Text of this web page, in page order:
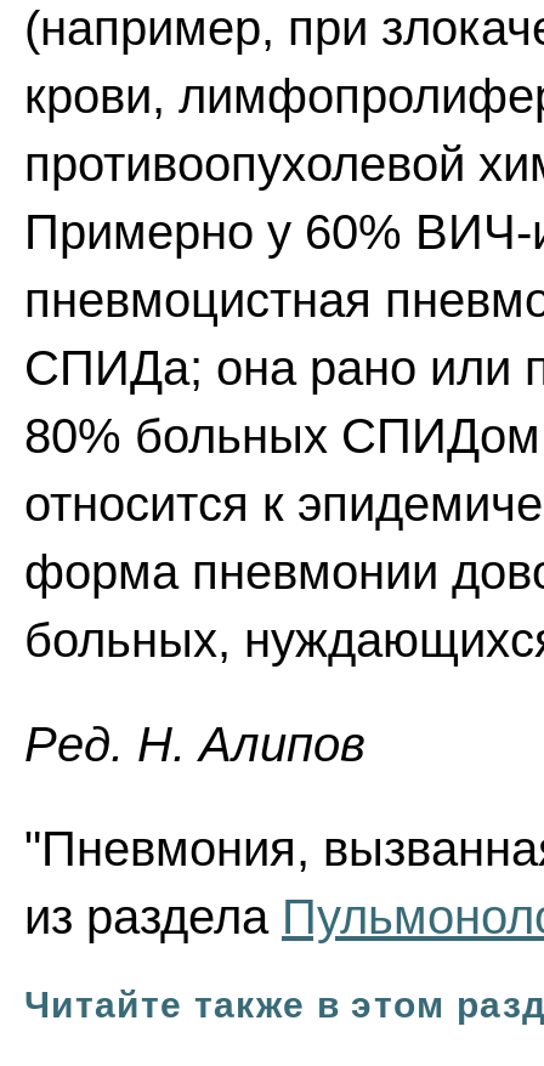
(например, при
крови,
противоопухолевой
Примерно у 60% ВИЧ-
пневмоцистная
СПИДа; она рано или
80% больных
относится к
форма пневмонии
больных,
Ред. Н. Алипов
"Пневмония,
из раздела
Читайте также в этом